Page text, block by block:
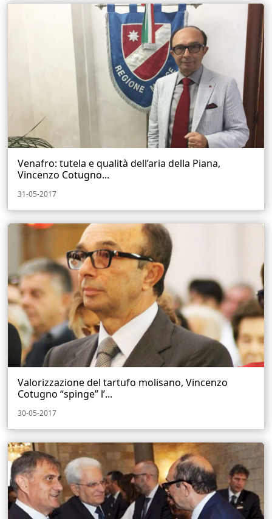
Venafro: tutela e qualità dell’aria della Piana,
Vincenzo Cotugno...
31-05-2017
Valorizzazione del tartufo molisano, Vincenzo
Cotugno “spinge” l’...
30-05-2017